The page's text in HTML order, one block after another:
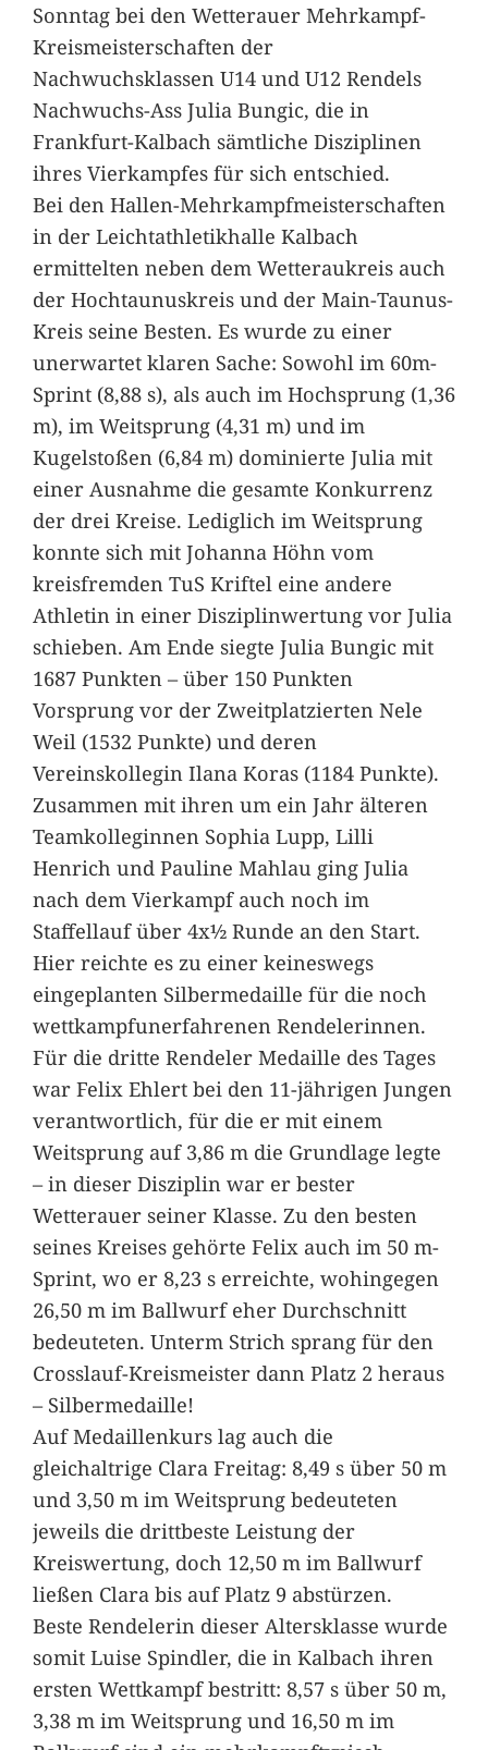
Sonntag bei den Wetterauer Mehrkampf-
Kreismeisterschaften der
Nachwuchsklassen U14 und U12 Rendels
Nachwuchs-Ass Julia Bungic, die in
Frankfurt-Kalbach sämtliche Disziplinen
ihres Vierkampfes für sich entschied.
Bei den Hallen-Mehrkampfmeisterschaften
in der Leichtathletikhalle Kalbach
ermittelten neben dem Wetteraukreis auch
der Hochtaunuskreis und der Main-Taunus-
Kreis seine Besten. Es wurde zu einer
unerwartet klaren Sache: Sowohl im 60m-
Sprint (8,88 s), als auch im Hochsprung (1,36
m), im Weitsprung (4,31 m) und im
Kugelstoßen (6,84 m) dominierte Julia mit
einer Ausnahme die gesamte Konkurrenz
der drei Kreise. Lediglich im Weitsprung
konnte sich mit Johanna Höhn vom
kreisfremden TuS Kriftel eine andere
Athletin in einer Disziplinwertung vor Julia
schieben. Am Ende siegte Julia Bungic mit
1687 Punkten – über 150 Punkten
Vorsprung vor der Zweitplatzierten Nele
Weil (1532 Punkte) und deren
Vereinskollegin Ilana Koras (1184 Punkte).
Zusammen mit ihren um ein Jahr älteren
Teamkolleginnen Sophia Lupp, Lilli
Henrich und Pauline Mahlau ging Julia
nach dem Vierkampf auch noch im
Staffellauf über 4x½ Runde an den Start.
Hier reichte es zu einer keineswegs
eingeplanten Silbermedaille für die noch
wettkampfunerfahrenen Rendelerinnen.
Für die dritte Rendeler Medaille des Tages
war Felix Ehlert bei den 11-jährigen Jungen
verantwortlich, für die er mit einem
Weitsprung auf 3,86 m die Grundlage legte
– in dieser Disziplin war er bester
Wetterauer seiner Klasse. Zu den besten
seines Kreises gehörte Felix auch im 50 m-
Sprint, wo er 8,23 s erreichte, wohingegen
26,50 m im Ballwurf eher Durchschnitt
bedeuteten. Unterm Strich sprang für den
Crosslauf-Kreismeister dann Platz 2 heraus
– Silbermedaille!
Auf Medaillenkurs lag auch die
gleichaltrige Clara Freitag: 8,49 s über 50 m
und 3,50 m im Weitsprung bedeuteten
jeweils die drittbeste Leistung der
Kreiswertung, doch 12,50 m im Ballwurf
ließen Clara bis auf Platz 9 abstürzen.
Beste Rendelerin dieser Altersklasse wurde
somit Luise Spindler, die in Kalbach ihren
ersten Wettkampf bestritt: 8,57 s über 50 m,
3,38 m im Weitsprung und 16,50 m im